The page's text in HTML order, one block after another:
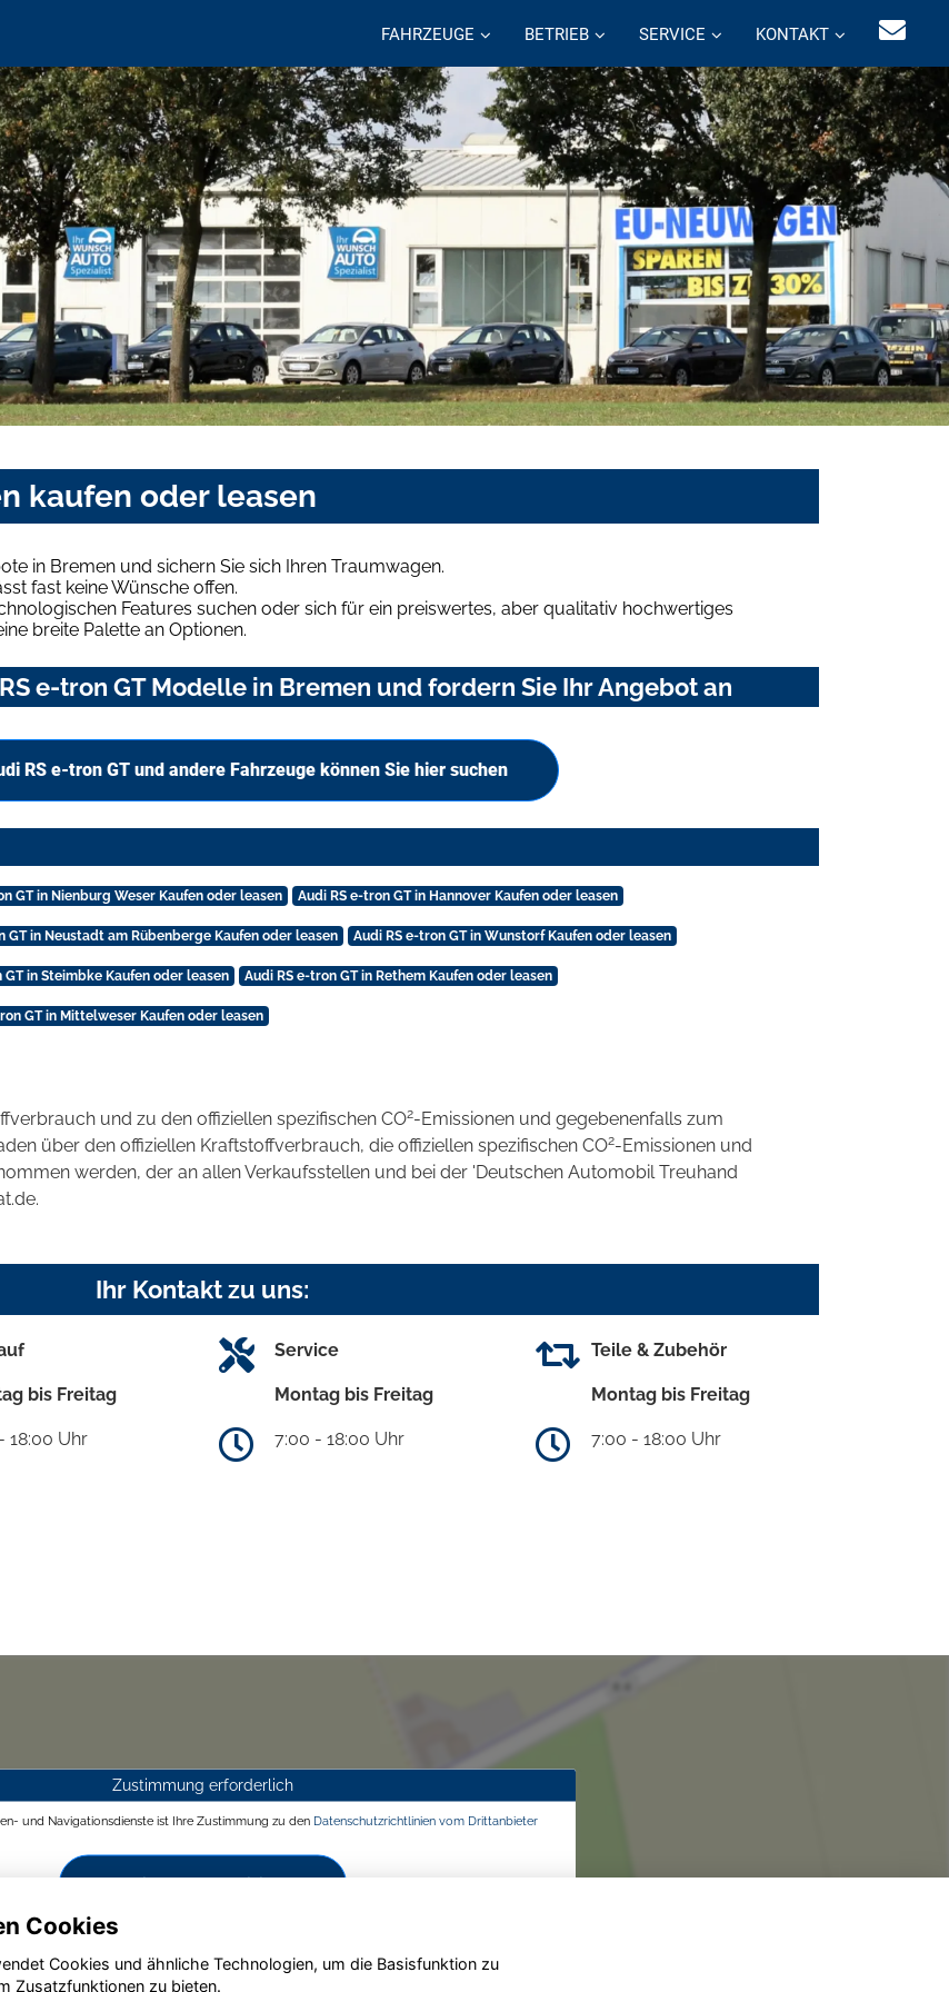
FAHRZEUGE BETRIEB SERVICE KONTAKT
kaufen oder leasen
in Bremen und sichern Sie sich Ihren Traumwagen.
fast keine Wünsche offen.
Features suchen oder sich für ein preiswertes, aber qualitativ hochwertiges
breite Palette an Optionen.
e-tron GT Modelle in Bremen und fordern Sie Ihr Angebot an
RS e-tron GT und andere Fahrzeuge können Sie hier suchen
GT in Nienburg Weser Kaufen oder leasen Audi RS e-tron GT in Hannover Kaufen oder leasen
GT in Neustadt am Rübenberge Kaufen oder leasen Audi RS e-tron GT in Wunstorf Kaufen oder leasen
GT in Steimbke Kaufen oder leasen Audi RS e-tron GT in Rethem Kaufen oder leasen
GT in Mittelweser Kaufen oder leasen
und zu den offiziellen spezifischen CO2-Emissionen und gegebenenfalls zum
über den offiziellen Kraftstoffverbrauch, die offiziellen spezifischen CO2-Emissionen und
werden, der an allen Verkaufsstellen und bei der 'Deutschen Automobil Treuhand
Ihr Kontakt zu uns:
bis Freitag
18:00 Uhr
Service
Montag bis Freitag
7:00 - 18:00 Uhr
Teile & Zubehör
Montag bis Freitag
7:00 - 18:00 Uhr
Zustimmung erforderlich
und Navigationsdienste ist Ihre Zustimmung zu den Datenschutzrichtlinien vom Drittanbieter
Zustimmen und aktivieren
Cookies
Cookies und ähnliche Technologien, um die Basisfunktion zu
Zusatzfunktionen zu bieten.